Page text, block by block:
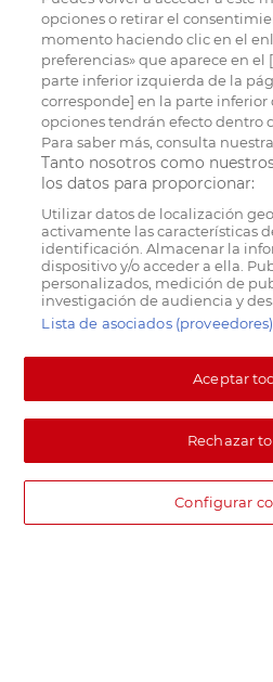
opciones o retirar el
momento haciendo clic en el
preferencias» que aparece en el
parte inferior izquierda de la
corresponde] en la parte inferior
opciones tendrán efecto dentro
Para saber más, consulta
Tanto nosotros como
los datos para proporcionar:
Utilizar datos de localización
activamente las características
identificación. Almacenar la
dispositivo y/o acceder a ella.
personalizados, medición de
investigación de audiencia y
Lista de asociados (proveedores)
Aceptar
Rechazar
Configurar